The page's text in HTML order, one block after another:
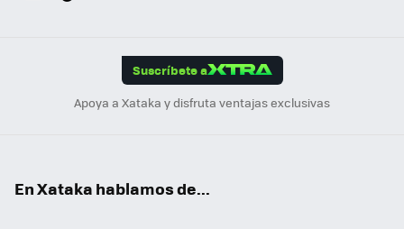
Suscríbete a
Apoya a Xataka y disfruta ventajas exclusivas
En Xataka hablamos de...